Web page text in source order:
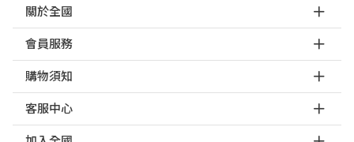
關於全國
會員服務
購物須知
客服中心